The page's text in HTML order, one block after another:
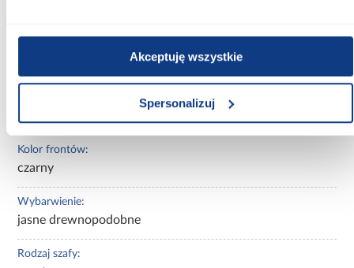
Akceptuję wszystkie
Spersonalizuj
Kolor frontów:
czarny
Wybarwienie:
jasne drewnopodobne
Rodzaj szafy: